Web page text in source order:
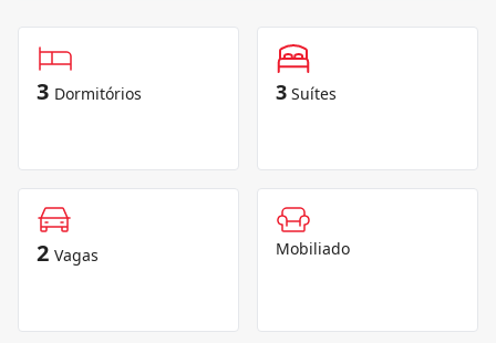
3 Dormitórios 3 Suítes
2 Vagas Mobiliado